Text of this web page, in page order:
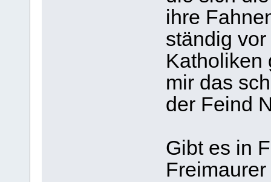
ihre
ständig
Katholiken
mir das
der Feind
Gibt es in